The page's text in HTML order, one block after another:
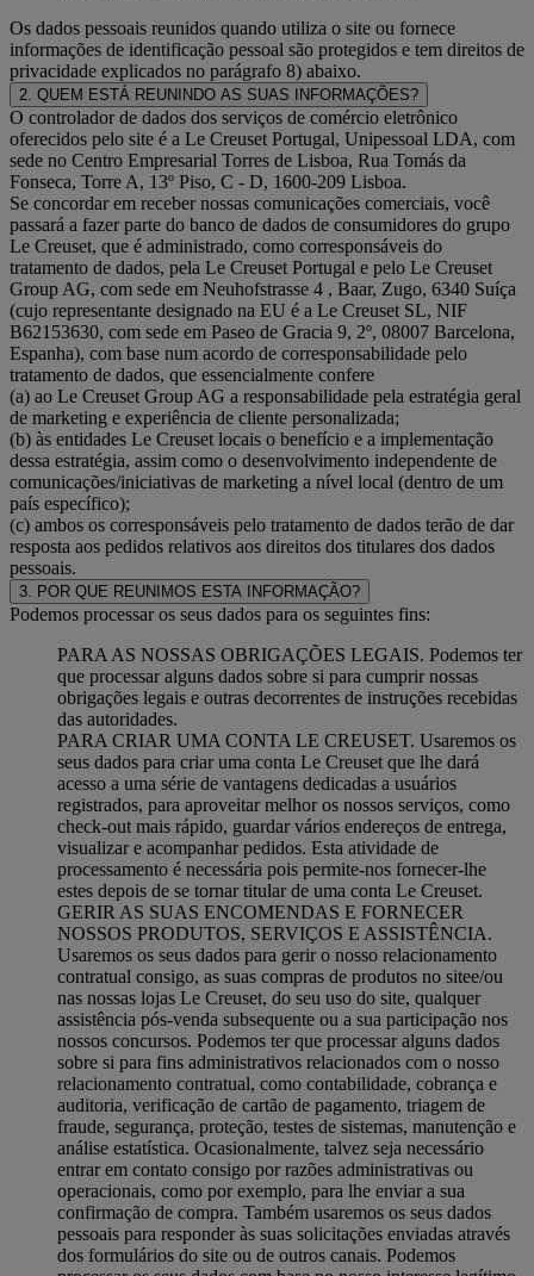
Os dados pessoais reunidos quando utiliza o site ou fornece
informações de identificação pessoal são protegidos e tem direitos de
privacidade explicados no parágrafo 8) abaixo.
2. QUEM ESTÁ REUNINDO AS SUAS INFORMAÇÕES?
O controlador de dados dos serviços de comércio eletrônico
oferecidos pelo site é a Le Creuset Portugal, Unipessoal LDA, com
sede no Centro Empresarial Torres de Lisboa, Rua Tomás da
Fonseca, Torre A, 13º Piso, C - D, 1600-209 Lisboa.
Se concordar em receber nossas comunicações comerciais, você
passará a fazer parte do banco de dados de consumidores do grupo
Le Creuset, que é administrado, como corresponsáveis do
tratamento de dados, pela Le Creuset Portugal e pelo Le Creuset
Group AG, com sede em Neuhofstrasse 4 , Baar, Zugo, 6340 Suíça
(cujo representante designado na EU é a Le Creuset SL, NIF
B62153630, com sede em Paseo de Gracia 9, 2º, 08007 Barcelona,
Espanha), com base num acordo de corresponsabilidade pelo
tratamento de dados, que essencialmente confere
(a) ao Le Creuset Group AG a responsabilidade pela estratégia geral
de marketing e experiência de cliente personalizada;
(b) às entidades Le Creuset locais o benefício e a implementação
dessa estratégia, assim como o desenvolvimento independente de
comunicações/iniciativas de marketing a nível local (dentro de um
país específico);
(c) ambos os corresponsáveis pelo tratamento de dados terão de dar
resposta aos pedidos relativos aos direitos dos titulares dos dados
pessoais.
3. POR QUE REUNIMOS ESTA INFORMAÇÃO?
Podemos processar os seus dados para os seguintes fins:
PARA AS NOSSAS OBRIGAÇÕES LEGAIS. Podemos ter
que processar alguns dados sobre si para cumprir nossas
obrigações legais e outras decorrentes de instruções recebidas
das autoridades.
PARA CRIAR UMA CONTA LE CREUSET. Usaremos os
seus dados para criar uma conta Le Creuset que lhe dará
acesso a uma série de vantagens dedicadas a usuários
registrados, para aproveitar melhor os nossos serviços, como
check-out mais rápido, guardar vários endereços de entrega,
visualizar e acompanhar pedidos. Esta atividade de
processamento é necessária pois permite-nos fornecer-lhe
estes depois de se tornar titular de uma conta Le Creuset.
GERIR AS SUAS ENCOMENDAS E FORNECER
NOSSOS PRODUTOS, SERVIÇOS E ASSISTÊNCIA.
Usaremos os seus dados para gerir o nosso relacionamento
contratual consigo, as suas compras de produtos no sitee/ou
nas nossas lojas Le Creuset, do seu uso do site, qualquer
assistência pós-venda subsequente ou a sua participação nos
nossos concursos. Podemos ter que processar alguns dados
sobre si para fins administrativos relacionados com o nosso
relacionamento contratual, como contabilidade, cobrança e
auditoria, verificação de cartão de pagamento, triagem de
fraude, segurança, proteção, testes de sistemas, manutenção e
análise estatística. Ocasionalmente, talvez seja necessário
entrar em contato consigo por razões administrativas ou
operacionais, como por exemplo, para lhe enviar a sua
confirmação de compra. Também usaremos os seus dados
pessoais para responder às suas solicitações enviadas através
dos formulários do site ou de outros canais. Podemos